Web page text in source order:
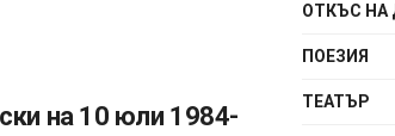
на 10 юли 1984-
ОТКЪС НА
ПОЕЗИЯ
ТЕАТЪР